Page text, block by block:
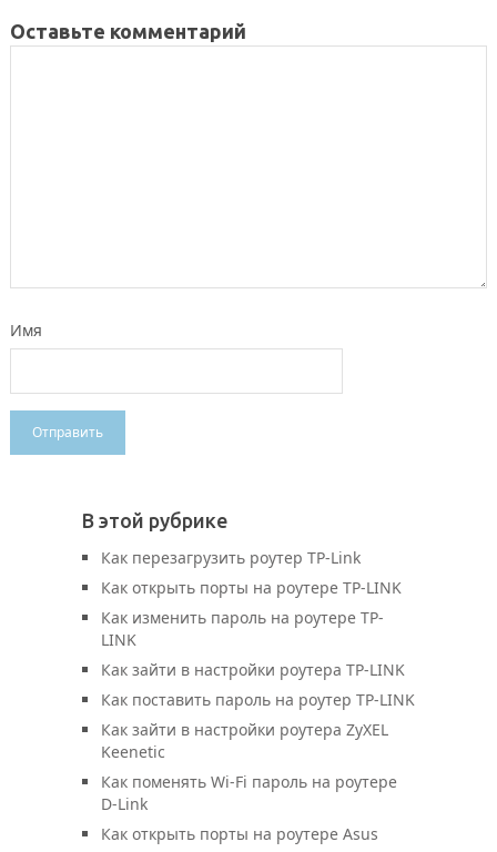
Оставьте комментарий
Имя
В этой рубрике
Как перезагрузить роутер TP-Link
Как открыть порты на роутере TP-LINK
Как изменить пароль на роутере TP-
LINK
Как зайти в настройки роутера TP-LINK
Как поставить пароль на роутер TP-LINK
Как зайти в настройки роутера ZyXEL
Keenetic
Как поменять Wi-Fi пароль на роутере
D-Link
Как открыть порты на роутере Asus